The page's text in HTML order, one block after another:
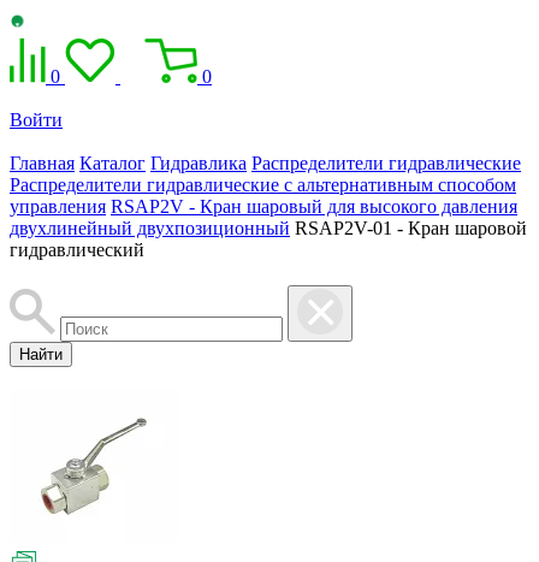
0 0
Войти
Главная Каталог Гидравлика Распределители гидравлические
Распределители гидравлические с альтернативным способом
управления RSAP2V - Кран шаровый для высокого давления
двухлинейный двухпозиционный RSAP2V-01 - Кран шаровой
гидравлический
Найти